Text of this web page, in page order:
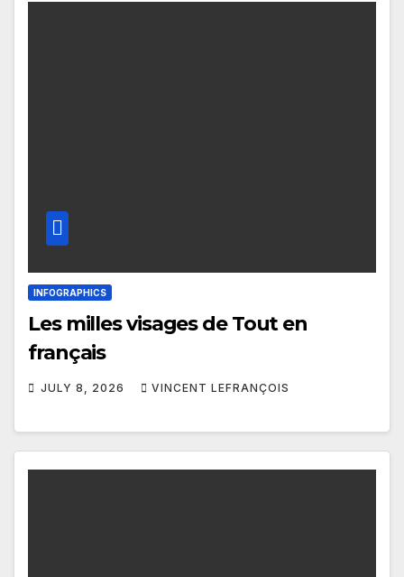
INFOGRAPHICS
Les milles visages de Tout en
français
JULY 8, 2026 VINCENT LEFRANÇOIS